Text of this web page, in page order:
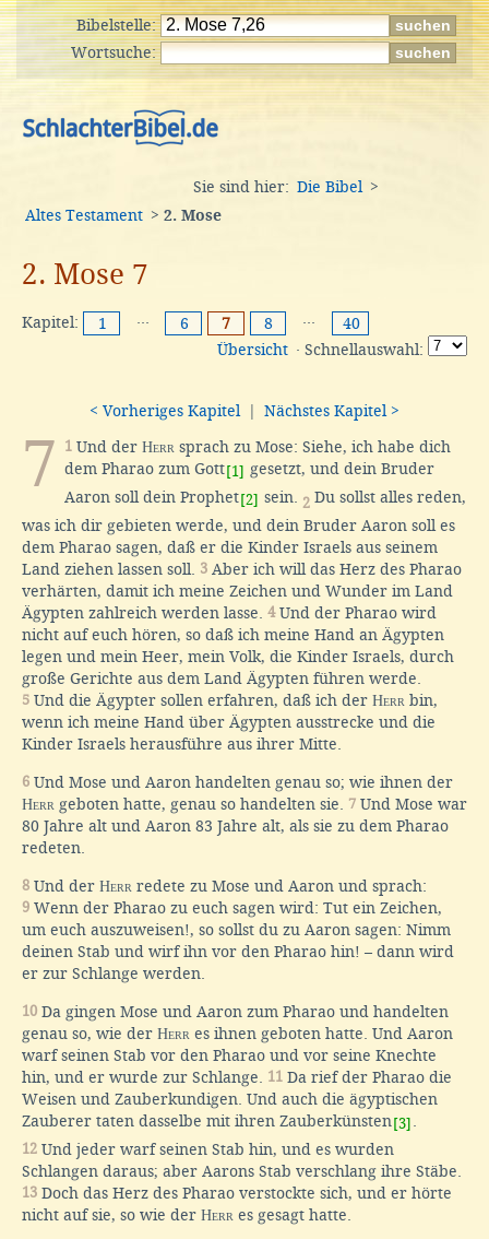
Bibelstelle:
Wortsuche:
Sie sind hier: Die Bibel
>
Altes Testament > 2. Mose
2. Mose 7
Kapitel: 1 ··· 6 7 8 ···
40
Übersicht · Schnellauswahl:
< Vorheriges Kapitel Nächstes Kapitel >
7 1 Und der Herr sprach zu Mose: Siehe, ich habe dich
dem Pharao zum Gott [1] gesetzt, und dein Bruder
Aaron soll dein Prophet [2] sein. 2 Du sollst alles reden,
was ich dir gebieten werde, und dein Bruder Aaron soll es
dem Pharao sagen, daß er die Kinder Israels aus seinem
Land ziehen lassen soll. 3 Aber ich will das Herz des Pharao
verhärten, damit ich meine Zeichen und Wunder im Land
Ägypten zahlreich werden lasse. 4Und der Pharao wird
nicht auf euch hören, so daß ich meine Hand an Ägypten
legen und mein Heer, mein Volk, die Kinder Israels, durch
große Gerichte aus dem Land Ägypten führen werde.
5 Und die Ägypter sollen erfahren, daß ich der Herr bin,
wenn ich meine Hand über Ägypten ausstrecke und die
Kinder Israels herausführe aus ihrer Mitte.
6 Und Mose und Aaron handelten genau so; wie ihnen der
Herr geboten hatte, genau so handelten sie. 7 Und Mose war
80 Jahre alt und Aaron 83 Jahre alt, als sie zu dem Pharao
redeten.
8 Und der Herr redete zu Mose und Aaron und sprach:
9 Wenn der Pharao zu euch sagen wird: Tut ein Zeichen,
um euch auszuweisen!, so sollst du zu Aaron sagen: Nimm
deinen Stab und wirf ihn vor den Pharao hin! – dann wird
er zur Schlange werden.
10 Da gingen Mose und Aaron zum Pharao und handelten
genau so, wie der Herr es ihnen geboten hatte. Und Aaron
warf seinen Stab vor den Pharao und vor seine Knechte
hin, und er wurde zur Schlange. 11 Da rief der Pharao die
Weisen und Zauberkundigen. Und auch die ägyptischen
Zauberer taten dasselbe mit ihren Zauberkünsten [3]
12 Und jeder warf seinen Stab hin, und es wurden
Schlangen daraus; aber Aarons Stab verschlang ihre Stäbe.
13 Doch das Herz des Pharao verstockte sich, und er hörte
nicht auf sie, so wie der Herr es gesagt hatte.